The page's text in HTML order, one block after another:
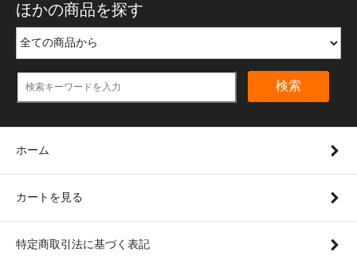
ほかの商品を探す
検索
ホーム
カートを見る
特定商取引法に基づく表記